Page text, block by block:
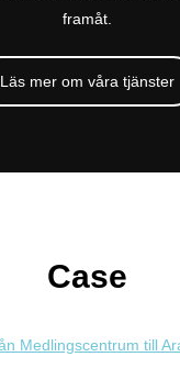
framåt.
Läs mer om våra tjänster
Case